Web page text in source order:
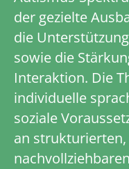
der gezielte
die
sowie die
Interaktion. Die
individuelle
soziale
an